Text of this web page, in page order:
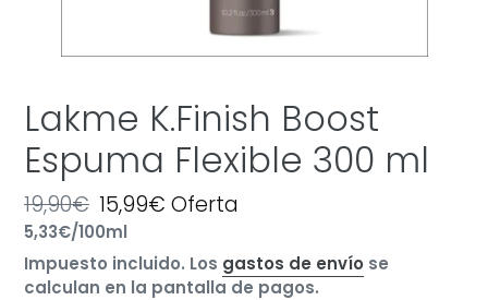
Lakme K.Finish Boost
Espuma Flexible 300 ml
Precio
habitual
19,90€ Precio
de
oferta
15,99€Oferta
Precio
unitario
5,33€/por
100ml
Impuesto incluido. Los gastos de envío se
calculan en la pantalla de pagos.